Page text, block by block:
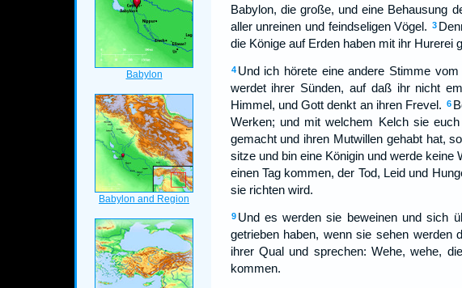
Babylon, die große, und eine Behausung
aller unreinen und feindseligen Vögel. 3
die Könige auf Erden haben mit ihr Hurerei
4 Und ich hörete eine andere Stimme
werdet ihrer Sünden, auf daß ihr nicht
Himmel, und Gott denkt an ihren Frevel. 6
Werken; und mit welchem Kelch sie
gemacht und ihren Mutwillen gehabt hat,
sitze und bin eine Königin und werde keine
einen Tag kommen, der Tod, Leid und
sie richten wird.
9 Und es werden sie beweinen und sich
getrieben haben, wenn sie sehen werden
ihrer Qual und sprechen: Wehe, wehe,
kommen.